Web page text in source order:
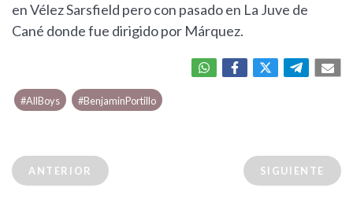
en Vélez Sarsfield pero con pasado en La Juve de
Cané donde fue dirigido por Márquez.
#AllBoys #BenjaminPortillo
ANTERIOR SIGUIENTE